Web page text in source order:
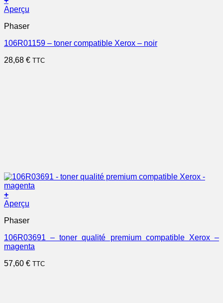
Aperçu
Phaser
106R01159 – toner compatible Xerox – noir
28,68 € TTC
+
Aperçu
Phaser
106R03691 – toner qualité premium compatible Xerox –
magenta
57,60 € TTC